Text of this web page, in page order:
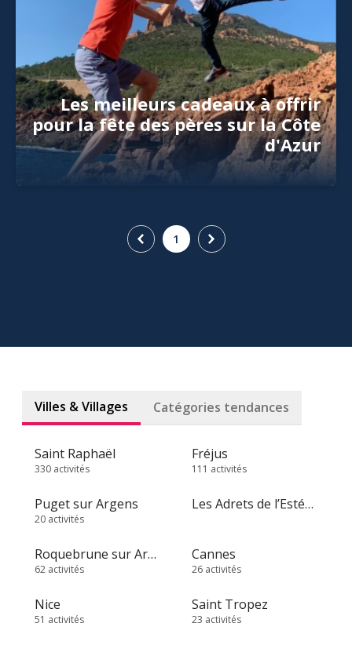
Les meilleurs cadeaux à offrir
pour la fête des pères sur la Côte
d'Azur
1
Villes & Villages Catégories tendances
Saint Raphaël
330 activités
Fréjus
111 activités
Puget sur Argens
20 activités
Les Adrets de l’Estérel
Roquebrune sur Argens
62 activités
Cannes
26 activités
Nice
51 activités
Saint Tropez
23 activités